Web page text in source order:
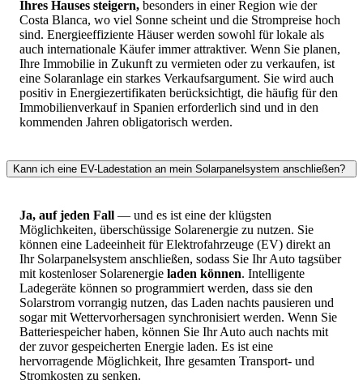
Ihres Hauses steigern, besonders in einer Region wie der
Costa Blanca, wo viel Sonne scheint und die Strompreise hoch
sind. Energieeffiziente Häuser werden sowohl für lokale als
auch internationale Käufer immer attraktiver. Wenn Sie planen,
Ihre Immobilie in Zukunft zu vermieten oder zu verkaufen, ist
eine Solaranlage ein starkes Verkaufsargument. Sie wird auch
positiv in Energiezertifikaten berücksichtigt, die häufig für den
Immobilienverkauf in Spanien erforderlich sind und in den
kommenden Jahren obligatorisch werden.
Kann ich eine EV-Ladestation an mein Solarpanelsystem anschließen?
Ja, auf jeden Fall — und es ist eine der klügsten
Möglichkeiten, überschüssige Solarenergie zu nutzen. Sie
können eine Ladeeinheit für Elektrofahrzeuge (EV) direkt an
Ihr Solarpanelsystem anschließen, sodass Sie Ihr Auto tagsüber
mit kostenloser Solarenergie laden können. Intelligente
Ladegeräte können so programmiert werden, dass sie den
Solarstrom vorrangig nutzen, das Laden nachts pausieren und
sogar mit Wettervorhersagen synchronisiert werden. Wenn Sie
Batteriespeicher haben, können Sie Ihr Auto auch nachts mit
der zuvor gespeicherten Energie laden. Es ist eine
hervorragende Möglichkeit, Ihre gesamten Transport- und
Stromkosten zu senken.